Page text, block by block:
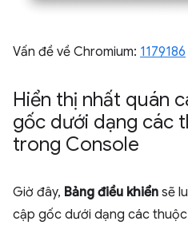
Vấn đề về Chromium: 1179186
Hiển thị nhất quán
gốc dưới dạng các
trong Console
Giờ đây, Bảng điều khiển sẽ
cập gốc dưới dạng các